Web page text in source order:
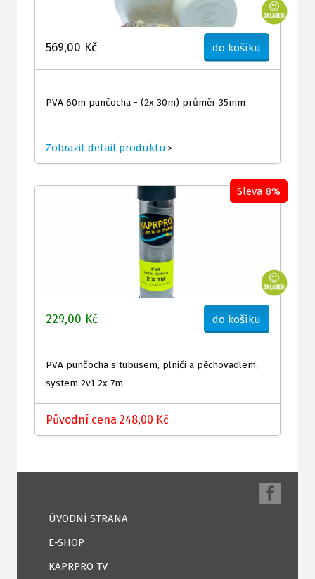
569,00 Kč do košíku
PVA 60m punčocha - (2x 30m) průměr 35mm
Zobrazit detail produktu >
229,00 Kč do košíku
PVA punčocha s tubusem, plniči a pěchovadlem,
system 2v1 2x 7m
Původní cena 248,00 Kč
Sleva 8%
ÚVODNÍ STRANA
E-SHOP
KAPRPRO TV